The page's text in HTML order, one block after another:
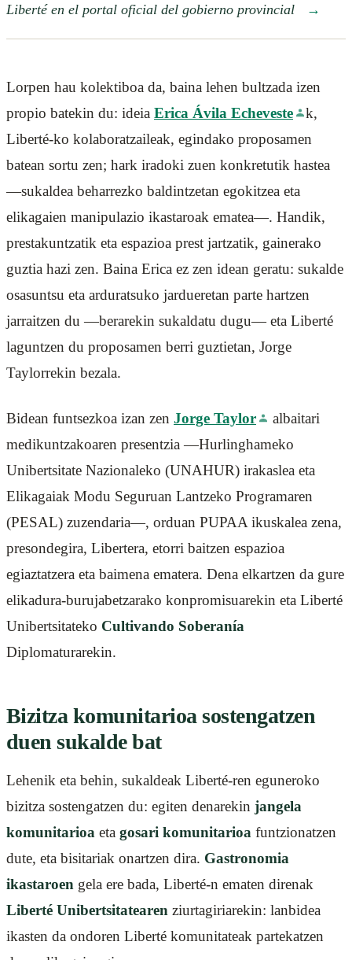
Liberté en el portal oficial del gobierno provincial →
Lorpen hau kolektiboa da, baina lehen bultzada izen
propio batekin du: ideia Erica Ávila Echeveste
k,
Liberté-ko kolaboratzaileak, egindako proposamen
batean sortu zen; hark iradoki zuen konkretutik hastea
—sukaldea beharrezko baldintzetan egokitzea eta
elikagaien manipulazio ikastaroak ematea—. Handik,
prestakuntzatik eta espazioa prest jartzatik, gainerako
guztia hazi zen. Baina Erica ez zen idean geratu: sukalde
osasuntsu eta arduratsuko jardueretan parte hartzen
jarraitzen du —berarekin sukaldatu dugu— eta Liberté
laguntzen du proposamen berri guztietan, Jorge
Taylorrekin bezala.
Bidean funtsezkoa izan zen Jorge Taylor
albaitari
medikuntzakoaren presentzia —Hurlinghameko
Unibertsitate Nazionaleko (UNAHUR) irakaslea eta
Elikagaiak Modu Seguruan Lantzeko Programaren
(PESAL) zuzendaria—, orduan PUPAA ikuskalea zena,
presondegira, Libertera, etorri baitzen espazioa
egiaztatzera eta baimena ematera. Dena elkartzen da gure
elikadura-burujabetzarako konpromisuarekin eta Liberté
Unibertsitateko Cultivando Soberanía
Diplomaturarekin.
Bizitza komunitarioa sostengatzen
duen sukalde bat
Lehenik eta behin, sukaldeak Liberté-ren eguneroko
bizitza sostengatzen du: egiten denarekin jangela
komunitarioa eta gosari komunitarioa funtzionatzen
dute, eta bisitariak onartzen dira. Gastronomia
ikastaroen gela ere bada, Liberté-n ematen direnak
Liberté Unibertsitatearen ziurtagiriarekin: lanbidea
ikasten da ondoren Liberté komunitateak partekatzen